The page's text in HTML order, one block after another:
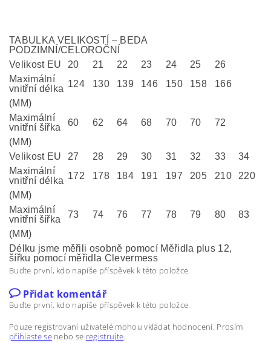
TABULKA VELIKOSTÍ – BEDA
PODZIMNÍ/CELOROČNÍ
Velikost EU
20 21 22 23 24 25
26
Maximální
vnitřní délka 124 130 139 146 150 158
166
(MM)
Maximální
vnitřní šířka
60 62 64 68 70 70
72
(MM)
Velikost EU
27 28 29 30 31 32 33
34
Maximální
vnitřní délka 172 178 184 191 197 205 210
220
(MM)
Maximální
vnitřní šířka
73 74 76 77 78 79 80
83
(MM)
Délku jsme měřili osobně pomocí Měřidla plus 12,
šířku pomocí měřidla Clevermess
Buďte první, kdo napíše příspěvek k této položce.
Přidat komentář
Buďte první, kdo napíše příspěvek k této položce.
Pouze registrovaní uživatelé mohou vkládat hodnocení. Prosím
přihlaste senebo se registrujte.